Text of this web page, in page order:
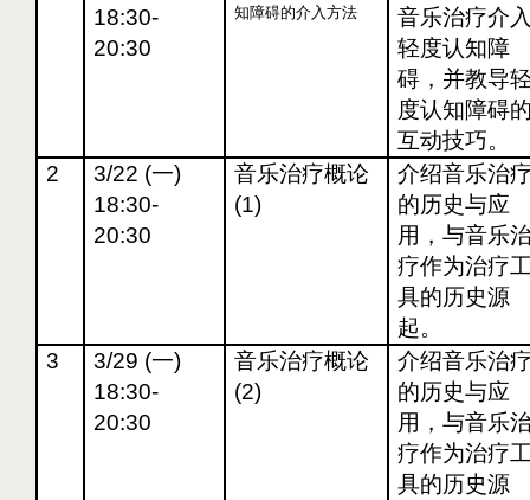
18:30-
20:30
知障碍的介入方法
音乐治疗介
轻度认知障
碍，并教导
度认知障碍
互动技巧。
2
3/22 (一)
18:30-
20:30
音乐治疗概论
(1)
介绍音乐治
的历史与应
用，与音乐
疗作为治疗
具的历史源
起。
3
3/29 (一)
18:30-
20:30
音乐治疗概论
(2)
介绍音乐治
的历史与应
用，与音乐
疗作为治疗
具的历史源